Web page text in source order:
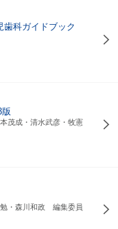
歯科ガイドブック
版
茂成・清水武彦・牧憲
・森川和政 編集委員